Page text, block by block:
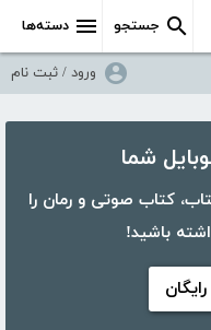
دسته‌ها جستجو
ورود / ثبت نام
کتابراه، بیش از ۵۰،۰۰۰ کتاب، کتاب صوتی و رمان را
باشید!